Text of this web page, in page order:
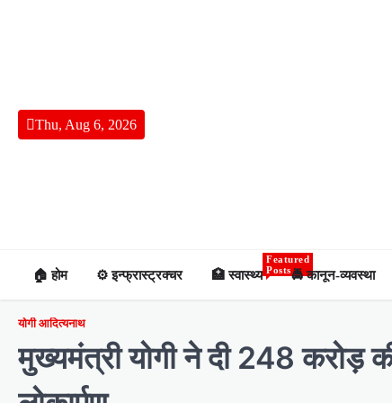
Thu, Aug 6, 2026
🏠 होम ⚙️ इन्फ्रास्ट्रक्चर 🏥 स्वास्थ्य
Featured
Posts🚔 कानून-व्यवस्था
योगी आदित्यनाथ
मुख्यमंत्री योगी ने दी 248 करोड़